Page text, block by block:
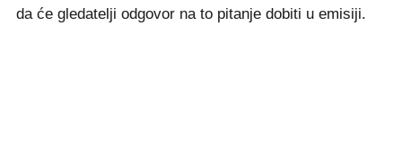
da će gledatelji odgovor na to pitanje dobiti u emisiji.